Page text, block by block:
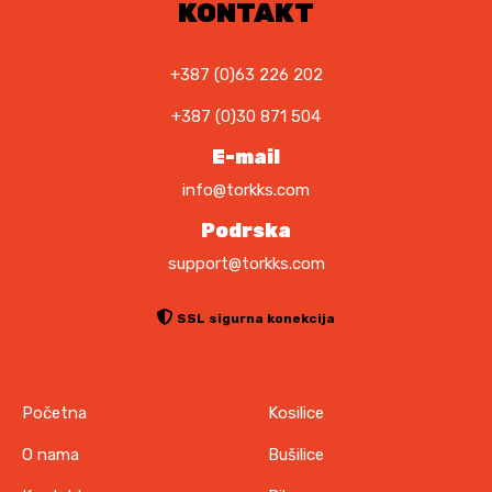
KONTAKT
+387 (0)63 226 202
+387 (0)30 871 504
E-mail
info@torkks.com
Podrska
support@torkks.com
SSL sigurna konekcija
Početna
O nama
Kosilice
Bušilice